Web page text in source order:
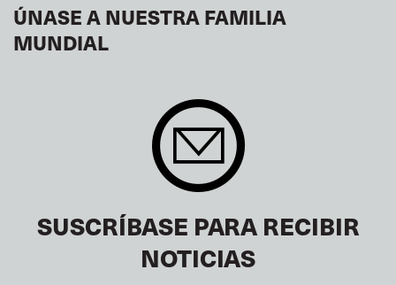
ÚNASE A NUESTRA FAMILIA
MUNDIAL
SUSCRÍBASE PARA RECIBIR
NOTICIAS